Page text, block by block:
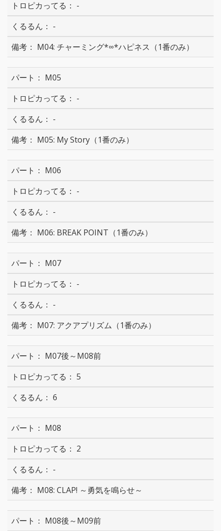
-
-
M04: チャーミング*∞*ハピネス（1番のみ）
M05
-
-
M05: My Story（1番のみ）
M06
-
-
M06: BREAK POINT（1番のみ）
M07
-
-
M07: アクアプリズム（1番のみ）
M07後～M08前
5
6
M08
2
-
M08: CLAP! ～勇気を鳴らせ～
M08後～M09前